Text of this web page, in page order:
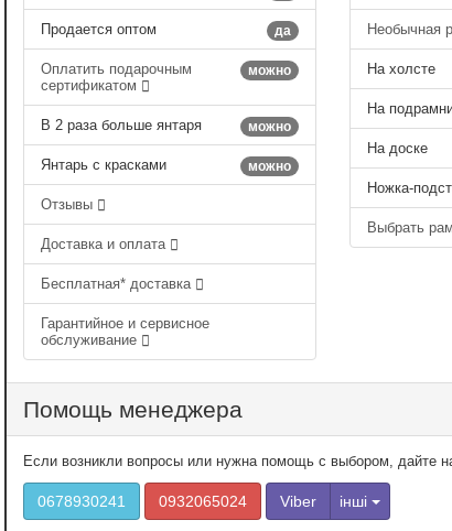
да
Продается оптом
можно
Оплатить подарочным
сертификатом
можно
В 2 раза больше янтаря
можно
Янтарь с красками
Отзывы
Доставка и оплата
Бесплатная* доставка
Гарантийное и сервисное
обслуживание
Необычная
На холсте
На
На доске
Ножка-
Выбрать
Помощь менеджера
Если возникли вопросы или нужна помощь с выбором, дайте
0678930241 0932065024 Viber інші